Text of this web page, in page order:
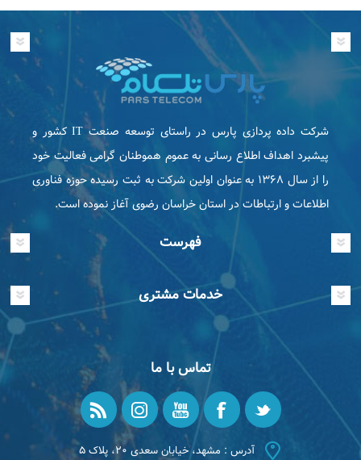
شرکت داده پردازی پارس در راستای توسعه صنعت IT كشور و
پیشبرد اهداف اطلاع رسانی به عموم هموطنان گرامی فعاليت خود
را از سال ۱۳۶۸ به عنوان اولین شرکت به ثبت رسیده حوزه فناوری
اطلاعات و ارتباطات در استان خراسان رضوی آغاز نموده است.
فهرست
خدمات مشتری
تماس با ما
آدرس : مشهد، خیابان سعدی ۲۰، پلاک ۵